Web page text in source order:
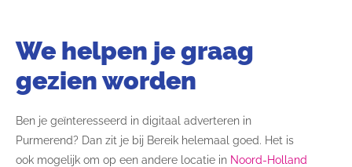
We helpen je graag
gezien worden
Ben je geïnteresseerd in digitaal adverteren in
Purmerend? Dan zit je bij Bereik helemaal goed. Het is
ook mogelijk om op een andere locatie in Noord-Holland